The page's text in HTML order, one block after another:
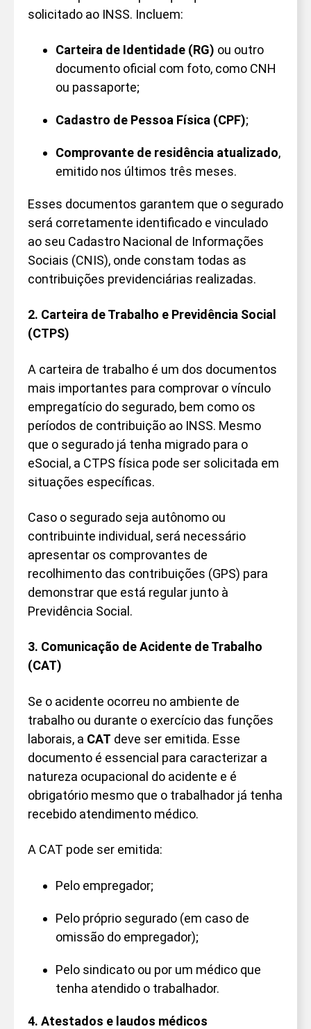
solicitado ao INSS. Incluem:
Carteira de Identidade (RG) ou outro
documento oficial com foto, como CNH
ou passaporte;
Cadastro de Pessoa Física (CPF);
Comprovante de residência atualizado,
emitido nos últimos três meses.
Esses documentos garantem que o segurado
será corretamente identificado e vinculado
ao seu Cadastro Nacional de Informações
Sociais (CNIS), onde constam todas as
contribuições previdenciárias realizadas.
2. Carteira de Trabalho e Previdência Social
(CTPS)
A carteira de trabalho é um dos documentos
mais importantes para comprovar o vínculo
empregatício do segurado, bem como os
períodos de contribuição ao INSS. Mesmo
que o segurado já tenha migrado para o
eSocial, a CTPS física pode ser solicitada em
situações específicas.
Caso o segurado seja autônomo ou
contribuinte individual, será necessário
apresentar os comprovantes de
recolhimento das contribuições (GPS) para
demonstrar que está regular junto à
Previdência Social.
3. Comunicação de Acidente de Trabalho
(CAT)
Se o acidente ocorreu no ambiente de
trabalho ou durante o exercício das funções
laborais, a CAT deve ser emitida. Esse
documento é essencial para caracterizar a
natureza ocupacional do acidente e é
obrigatório mesmo que o trabalhador já tenha
recebido atendimento médico.
A CAT pode ser emitida:
Pelo empregador;
Pelo próprio segurado (em caso de
omissão do empregador);
Pelo sindicato ou por um médico que
tenha atendido o trabalhador.
4. Atestados e laudos médicos